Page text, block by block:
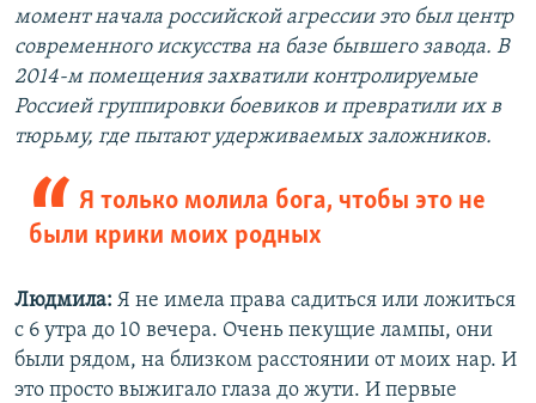
момент начала российской агрессии это был центр
современного искусства на базе бывшего завода. В
2014-м помещения захватили контролируемые
Россией группировки боевиков и превратили их в
тюрьму, где пытают удерживаемых заложников.
Я только молила бога, чтобы это не
были крики моих родных
Людмила: Я не имела права садиться или ложиться
с 6 утра до 10 вечера. Очень пекущие лампы, они
были рядом, на близком расстоянии от моих нар. И
это просто выжигало глаза до жути. И первые